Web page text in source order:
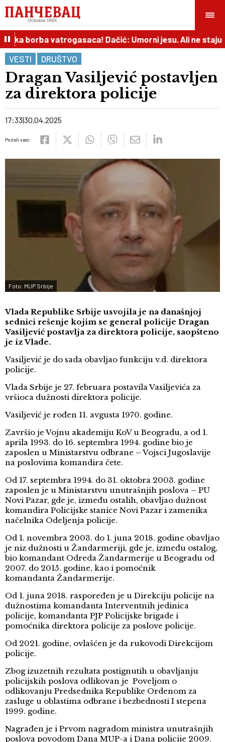
borba vatrogasaca! Dačić: Umorni jesu. Ali ne staju
VESTI
DRUŠTVO
Dragan Vasiljević postavljen
za direktora policije
17:33 30.04.2025
Podeli vest:
Foto: MUP Srbije
Vlada Republike Srbije usvojila je na današnjoj
sednici rešenje kojim se general policije Dragan
Vasiljević postavlja za direktora policije, saopšteno
je iz Vlade.
Vasiljević je do sada obavljao funkciju v.d. direktora
policije.
Vlada Srbije je 27. februara postavila Vasiljevića za
vršioca dužnosti direktora policije.
Vasiljević je rođen 11. avgusta 1970. godine.
Završio je Vojnu akademiju KoV u Beogradu, a od 1.
aprila 1993. do 16. septembra 1994. godine bio je
zaposlen u Ministarstvu odbrane – Vojsci Jugoslavije
na poslovima komandira čete.
Od 17. septembra 1994. do 31. oktobra 2003. godine
zaposlen je u Ministarstvu unutrašnjih poslova – PU
Novi Pazar, gde je, između ostalih, obavljao dužnost
komandira Policijske stanice Novi Pazar i zamenika
načelnika Odeljenja policije.
Od 1. novembra 2003. do 1. juna 2018. godine obavljao
je niz dužnosti u Žandarmeriji, gde je, između ostalog,
bio komandant Odreda Žandarmerije u Beogradu od
2007. do 2015. godine, kao i pomoćnik
komandanta Žandarmerije.
Od 1. juna 2018. raspoređen je u Direkciju policije na
dužnostima komandanta Interventnih jedinica
policije, komandanta PJP Policijske brigade i
pomoćnika direktora policije za poslove policije.
Od 2021. godine, ovlašćen je da rukovodi Direkcijom
policije.
Zbog izuzetnih rezultata postignutih u obavljanju
policijskih poslova odlikovan je Poveljom o
odlikovanju Predsednika Republike Ordenom za
zasluge u oblastima odbrane i bezbednosti I stepena
1999. godine.
Nagrađen je i Prvom nagradom ministra unutrašnjih
poslova povodom Dana MUP-a i Dana policije 2009.